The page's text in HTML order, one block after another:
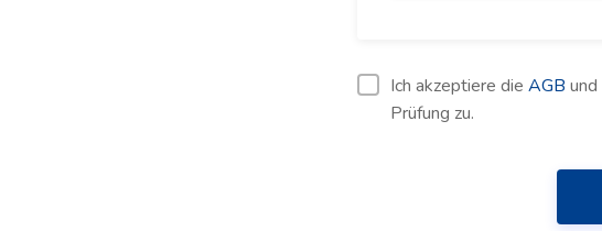
Ich akzeptiere die AGB und
Prüfung zu.